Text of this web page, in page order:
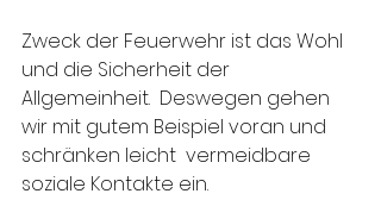
Zweck der Feuerwehr ist das Wohl
und die Sicherheit der
Allgemeinheit.  Deswegen gehen
wir mit gutem Beispiel voran und
schränken leicht  vermeidbare
soziale Kontakte ein.